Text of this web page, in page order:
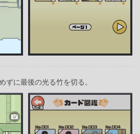
ずに最後の光る竹を切る。